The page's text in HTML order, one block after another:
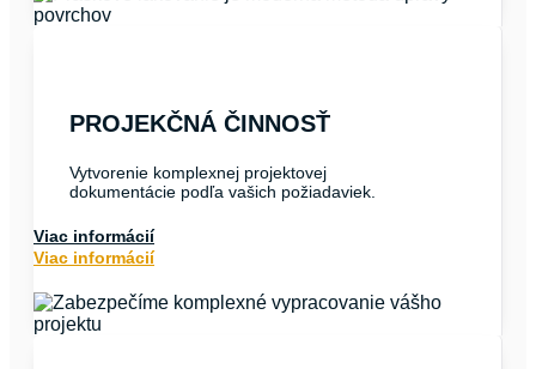
PROJEKČNÁ ČINNOSŤ
Vytvorenie komplexnej projektovej
dokumentácie podľa vašich požiadaviek.
Viac informácií
Viac informácií